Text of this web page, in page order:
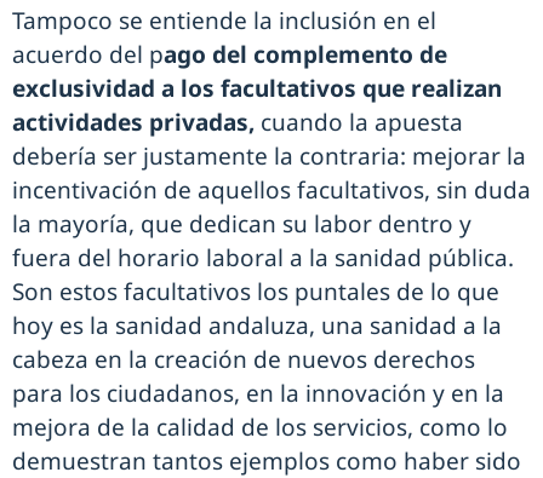
Tampoco se entiende la inclusión en el
acuerdo del pago del complemento de
exclusividad a los facultativos que realizan
actividades privadas, cuando la apuesta
debería ser justamente la contraria: mejorar la
incentivación de aquellos facultativos, sin duda
la mayoría, que dedican su labor dentro y
fuera del horario laboral a la sanidad pública.
Son estos facultativos los puntales de lo que
hoy es la sanidad andaluza, una sanidad a la
cabeza en la creación de nuevos derechos
para los ciudadanos, en la innovación y en la
mejora de la calidad de los servicios, como lo
demuestran tantos ejemplos como haber sido